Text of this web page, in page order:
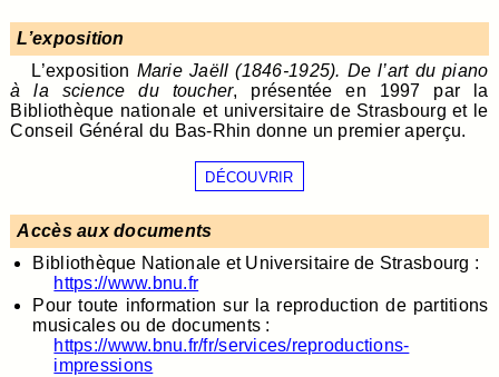
L’exposition
L’exposition Marie Jaëll (1846-1925). De l’art du piano
à la science du toucher, présentée en 1997 par la
Bibliothèque nationale et universitaire de Strasbourg et le
Conseil Général du Bas-Rhin donne un premier aperçu.
DÉCOUVRIR
Accès aux documents
Bibliothèque Nationale et Universitaire de Strasbourg :
https://www.bnu.fr
Pour toute information sur la reproduction de partitions
musicales ou de documents :
https://www.bnu.fr/fr/services/reproductions-
impressions